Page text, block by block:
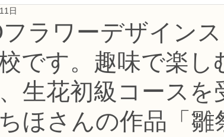
ーデザイナー資格検定1級コース
ス フラワー装飾技能検定1級レッスン フラワー
しむフラワーレッスン アーティフィシャルフラワーコ
ラワーデザインス
です。趣味で楽し
生花初級コースを
ほさんの作品「雛
日